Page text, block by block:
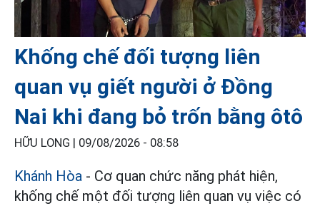
Khống chế đối tượng liên
quan vụ giết người ở Đồng
Nai khi đang bỏ trốn bằng ôtô
HỮU LONG | 09/08/2026 - 08:58
Khánh Hòa - Cơ quan chức năng phát hiện,
khống chế một đối tượng liên quan vụ việc có